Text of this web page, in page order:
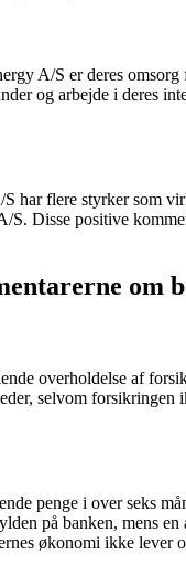
A/S er deres
og arbejde i deres
har flere styrker
Disse positive
om
overholdelse af
selvom
penge i over seks
på banken, mens
økonomi ikke lever